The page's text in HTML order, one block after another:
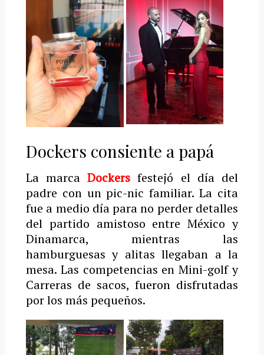
Dockers consiente a papá
La marcaDockers festejó el día del
padre con un pic-nic familiar. La cita
fue a medio día para no perder detalles
del partido amistoso entre México y
Dinamarca, mientras las
hamburguesas y alitas llegaban a la
mesa. Las competencias en Mini-golf y
Carreras de sacos, fueron disfrutadas
por los más pequeños.